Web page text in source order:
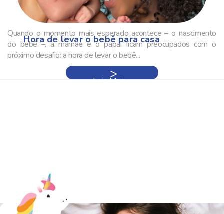
Hora de levar o bebê para casa
Quando o momento mais esperado acontece – o nascimento
do bebê –, a mamãe e o papai ficam preocupados com o
próximo desafio: a hora de levar o bebê...
Leia Mais »